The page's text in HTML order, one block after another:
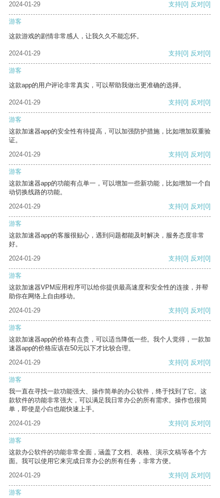
2024-01-29 支持[0] 反对[0]
游客
这款游戏的剧情非常感人，让我久久不能忘怀。
2024-01-29 支持[0] 反对[0]
游客
这款app的用户评论非常真实，可以帮助我做出更准确的选择。
2024-01-29 支持[0] 反对[0]
游客
这款加速器app的安全性有待提高，可以加强防护措施，比如增加双重验
证。
2024-01-29
支持[0] 反对[0]
游客
这款加速器app的功能有点单一，可以增加一些新功能，比如增加一个自
动切换线路的功能。
2024-01-29
支持[0] 反对[0]
游客
这款加速器app的客服很贴心，遇到问题都能及时解决，服务态度非常
好。
2024-01-29
支持[0] 反对[0]
游客
这款加速器VPM应用程序可以给你提供最高速度和安全性的连接，并帮
助你在网络上自由移动。
2024-01-29
支持[0] 反对[0]
游客
这款加速器app的价格有点贵，可以适当降低一些。我个人觉得，一款加
速器app的价格应该在50元以下才比较合理。
2024-01-29
支持[0] 反对[0]
游客
我一直在寻找一款功能强大、操作简单的办公软件，终于找到了它。这
款软件的功能非常强大，可以满足我日常办公的所有需求。操作也很简
单，即使是小白也能快速上手。
2024-01-29
支持[0] 反对[0]
游客
这款办公软件的功能非常全面，涵盖了文档、表格、演示文稿等各个方
面。我可以使用它来完成日常办公的所有任务，非常方便。
2024-01-29
支持[0] 反对[0]
游客